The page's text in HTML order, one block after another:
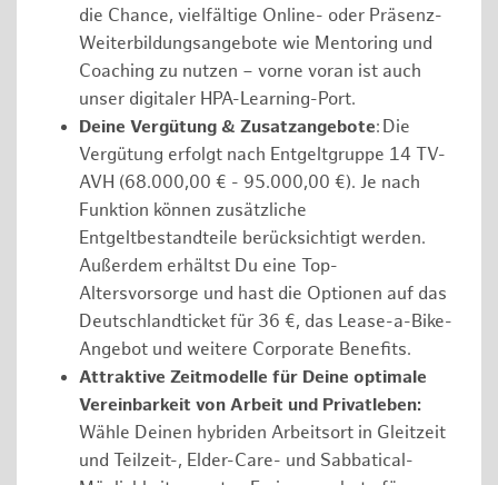
die Chance, vielfältige Online- oder Präsenz-
Weiterbildungsangebote wie Mentoring und
Coaching zu nutzen – vorne voran ist auch
unser digitaler HPA-Learning-Port.
Deine Vergütung & Zusatzangebote: Die
Vergütung erfolgt nach Entgeltgruppe 14 TV-
AVH (68.000,00 € - 95.000,00 €). Je nach
Funktion können zusätzliche
Entgeltbestandteile berücksichtigt werden.
Außerdem erhältst Du eine Top-
Altersvorsorge und hast die Optionen auf das
Deutschlandticket für 36 €, das Lease-a-Bike-
Angebot und weitere Corporate Benefits.
Attraktive Zeitmodelle für Deine optimale
Vereinbarkeit von Arbeit und Privatleben:
Wähle Deinen hybriden Arbeitsort in Gleitzeit
und Teilzeit-, Elder-Care- und Sabbatical-